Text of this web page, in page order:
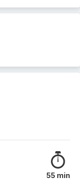
55 min